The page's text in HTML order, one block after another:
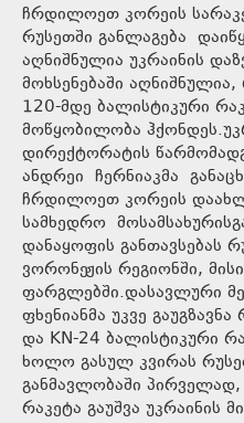
ჩრდილოეთ კორეის
რუსეთში განლაგება
აღნიშნულია უკრაინის
მოხსენებაში
120-მდე ბალისტიკური
მოწყობილობა
დირექტორატის
ანდრეი ჩერნიაკმა
ჩრდილოეთ კორეის
სამხედრო
დანაყოფის განთავსებას
ვორონეჟის რეგიონში,
ფარგლებში.დასავლური
ფხენიანმა უკვე
და KN-24 ბალისტიკური
ხოლო გასულ კვირას
განმავლობაში
რაკეტა გაუშვა უკრაინის